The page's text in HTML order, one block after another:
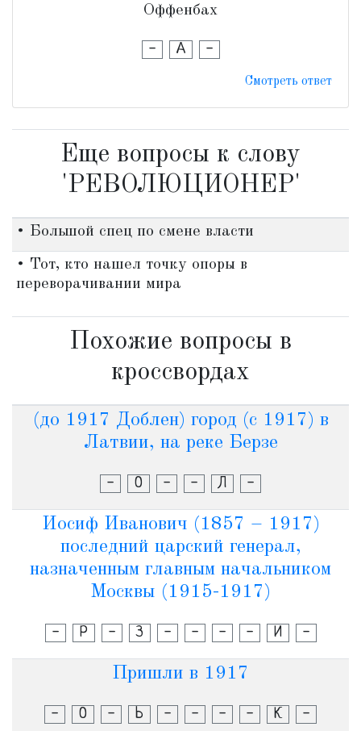
Оффенбах
- А -
Смотреть ответ
Еще вопросы к слову
'РЕВОЛЮЦИОНЕР'
• Большой спец по смене власти
• Тот, кто нашел точку опоры в
переворачивании мира
Похожие вопросы в
кроссвордах
(до 1917 Доблен) город (с 1917) в
Латвии, на реке Берзе
- О - - Л -
Иосиф Иванович (1857 – 1917)
последний царский генерал,
назначенным главным начальником
Москвы (1915-1917)
- Р - З - - - - И -
Пришли в 1917
- О - Ь - - - - К -